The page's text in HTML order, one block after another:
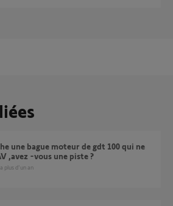
,avez -vous une piste ?
a plus d'un an